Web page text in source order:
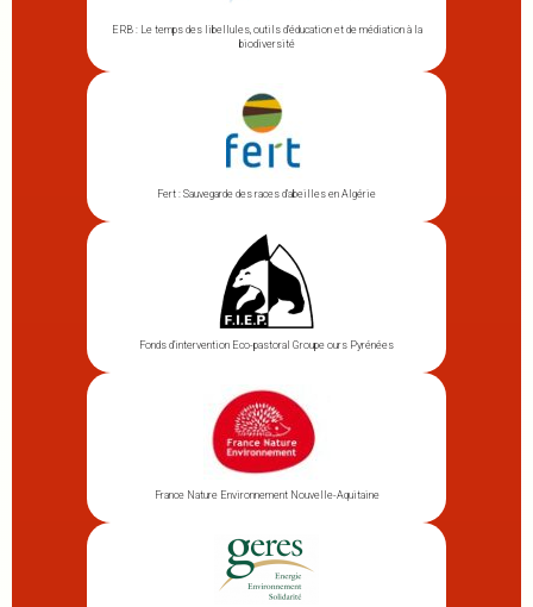
ERB : Le temps des libellules, outils d’éducation et de médiation à la
biodiversité
Fert : Sauvegarde des races d’abeilles en Algérie
Fonds d’intervention Eco-pastoral Groupe ours Pyrénées
France Nature Environnement Nouvelle-Aquitaine